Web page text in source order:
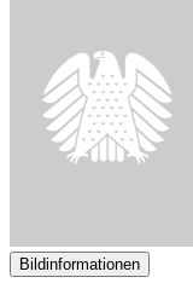
Bildinformationen